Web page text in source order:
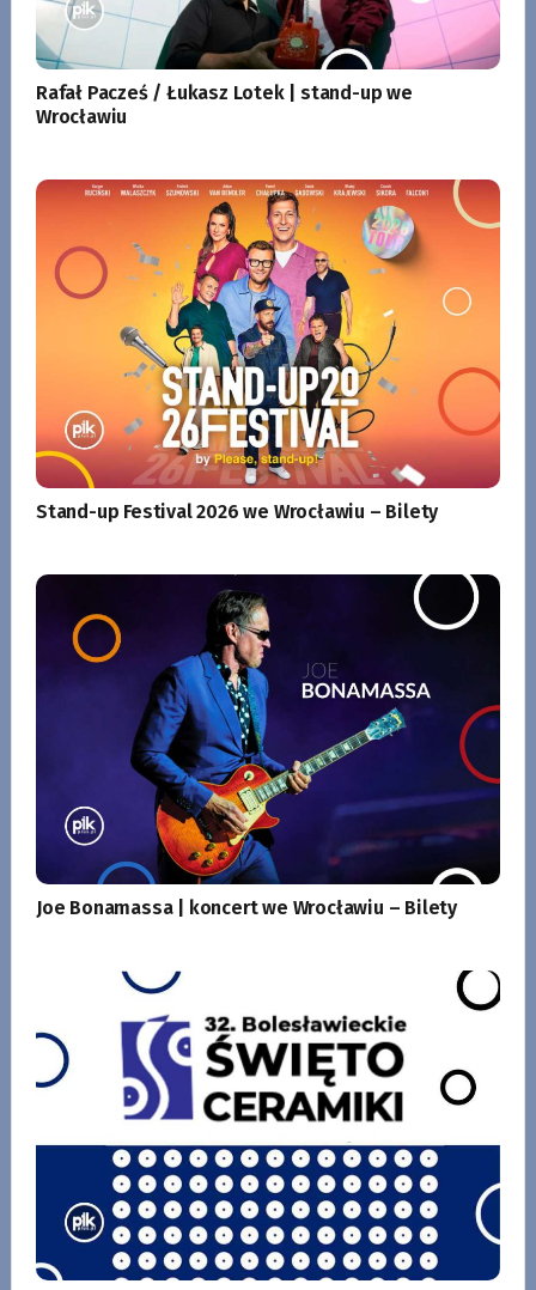
Rafał Pacześ / Łukasz Lotek | stand-up we
Wrocławiu
Stand-up Festival 2026 we Wrocławiu – Bilety
Joe Bonamassa | koncert we Wrocławiu – Bilety